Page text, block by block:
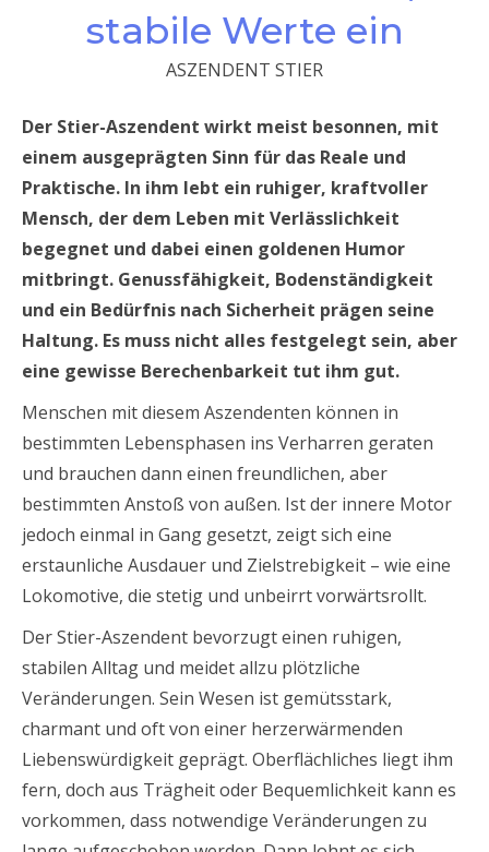
stabile Werte ein
ASZENDENT STIER
Der Stier-Aszendent wirkt meist besonnen, mit
einem ausgeprägten Sinn für das Reale und
Praktische. In ihm lebt ein ruhiger, kraftvoller
Mensch, der dem Leben mit Verlässlichkeit
begegnet und dabei einen goldenen Humor
mitbringt. Genussfähigkeit, Bodenständigkeit
und ein Bedürfnis nach Sicherheit prägen seine
Haltung. Es muss nicht alles festgelegt sein, aber
eine gewisse Berechenbarkeit tut ihm gut.
Menschen mit diesem Aszendenten können in
bestimmten Lebensphasen ins Verharren geraten
und brauchen dann einen freundlichen, aber
bestimmten Anstoß von außen. Ist der innere Motor
jedoch einmal in Gang gesetzt, zeigt sich eine
erstaunliche Ausdauer und Zielstrebigkeit – wie eine
Lokomotive, die stetig und unbeirrt vorwärtsrollt.
Der Stier-Aszendent bevorzugt einen ruhigen,
stabilen Alltag und meidet allzu plötzliche
Veränderungen. Sein Wesen ist gemütsstark,
charmant und oft von einer herzerwärmenden
Liebenswürdigkeit geprägt. Oberflächliches liegt ihm
fern, doch aus Trägheit oder Bequemlichkeit kann es
vorkommen, dass notwendige Veränderungen zu